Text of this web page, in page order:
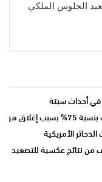
بعيد الجلوس الملكي
أحداث سبتة
هرمز
الأمريكية
من نتائج عكسية للتصعيد